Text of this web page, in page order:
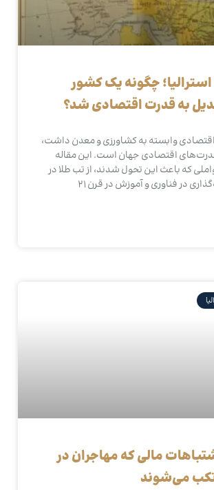
چگونه یک کشور
به قدرت اقتصادی شد؟
اقتصادی وابسته به کشاورزی و معدن داشت،
قدرت‌های اقتصادی جهان است. این مقاله
که باعث این تحول شدند، از تب طلا در
مالی که مهاجران در
می‌شوند